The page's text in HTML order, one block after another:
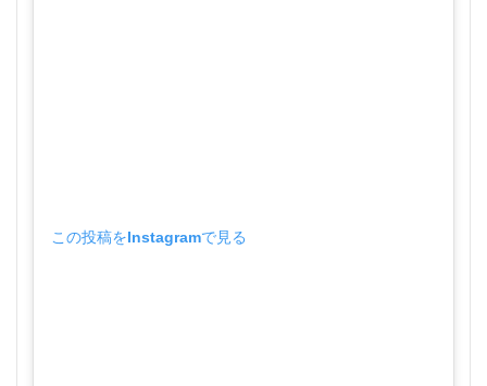
この投稿をInstagramで見る